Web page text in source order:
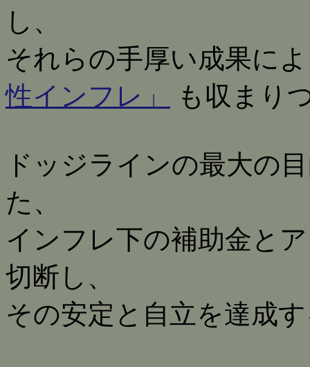
し、
それらの手厚い成果に
性インフレ」
も収まり
ドッジラインの最大の
た、
インフレ下の補助金と
切断し、
その安定と自立を達成